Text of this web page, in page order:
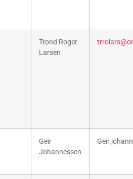
Trond Roger
Larsen
Geir
Johannessen